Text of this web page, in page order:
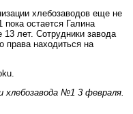
хлебозаводов еще не
остается Галина
лет. Сотрудники завода
права находиться на
№1 3 февраля.